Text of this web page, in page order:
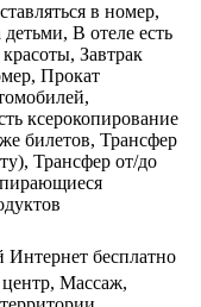
в номер,
В отеле есть
Завтрак
Прокат
ксерокопирование
билетов, Трансфер
Трансфер от/до
Интернет бесплатно
Массаж,